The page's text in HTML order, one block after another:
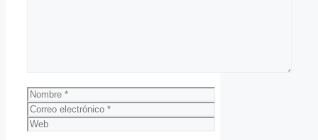
Nombre
Correo
electrónico
Web